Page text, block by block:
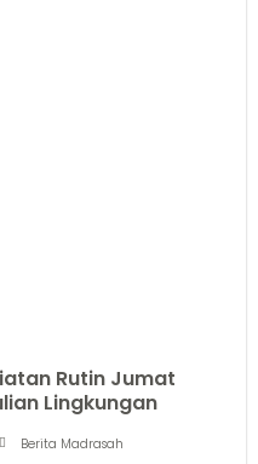
Rutin Jumat
Lingkungan
Berita Madrasah